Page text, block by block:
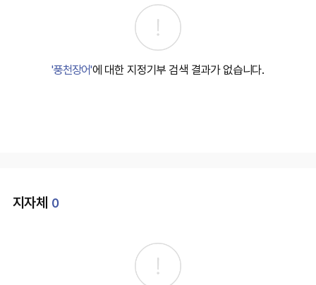
'풍천장어'에 대한 지정기부 검색 결과가 없습니다.
지자체 0